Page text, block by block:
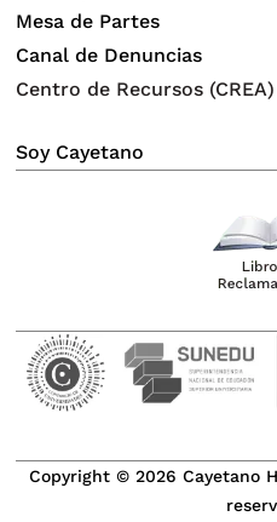
Mesa de Partes
Canal de Denuncias
Centro de Recursos (CREA)
Soy Cayetano
Copyright © 2026 Cayetano